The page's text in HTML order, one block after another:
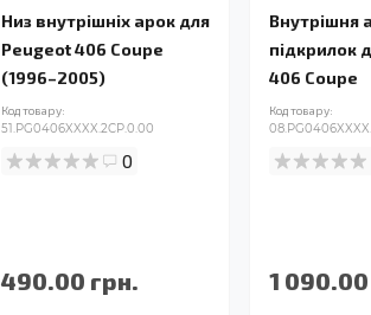
Низ внутрішніх арок для
Peugeot 406 Coupe
(1996–2005)
Код товару:
51.PG0406XXXX.2CP.0.00
0
490.00 грн.
Внутрішня
підкрилок
406 Coupe
Код товару:
1